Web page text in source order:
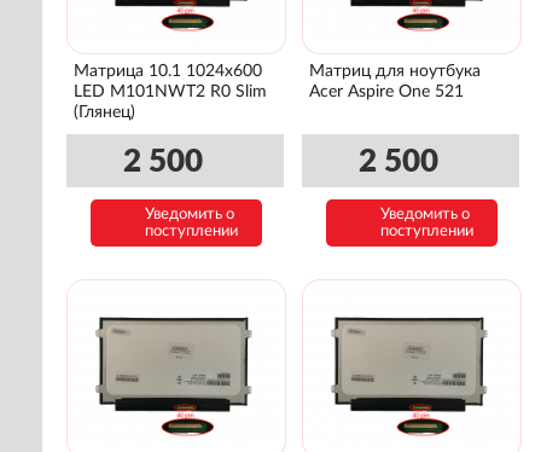
Матрица 10.1 1024x600
LED M101NWT2 R0 Slim
(Глянец)
2 500
Уведомить о
поступлении
Матриц для ноутбука
Acer Aspire One 521
2 500
Уведомить о
поступлении